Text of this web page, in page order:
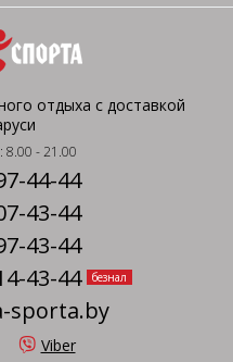
отдыха с доставкой
8.00 - 21.00
44-44
43-44
43-44
43-44
безнал
sporta.by
Viber